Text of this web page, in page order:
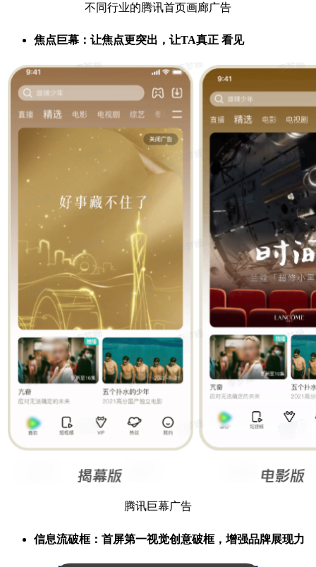
不同行业的腾讯首页画廊广告
焦点巨幕：让焦点更突出，让TA真正 看见
腾讯巨幕广告
信息流破框：首屏第一视觉创意破框，增强品牌展现力